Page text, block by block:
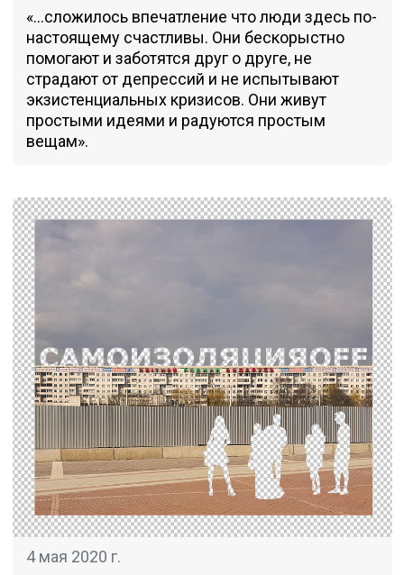
«...сложилось впечатление что люди здесь по-
настоящему счастливы. Они бескорыстно
помогают и заботятся друг о друге, не
страдают от депрессий и не испытывают
экзистенциальных кризисов. Они живут
простыми идеями и радуются простым
вещам».
4 мая 2020 г.